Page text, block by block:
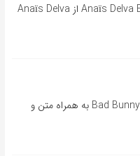
آهنگ فرانسوی Anaïs Delva Et je danse از Anaïs Delva
آهنگ اسپانیایی Andrea از Bad Bunny به همراه متن و